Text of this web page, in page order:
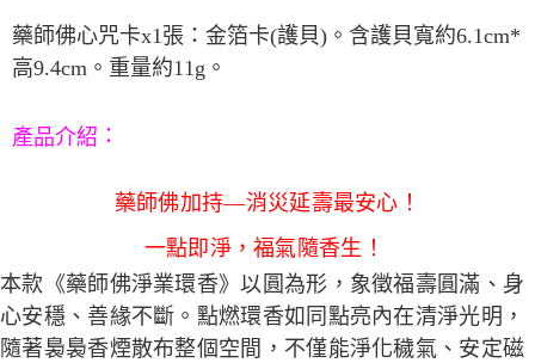
結帳頁面，進行簡訊認證並確認金額後，即可完成結帳。
２．訂單成立數日內，您將收到繳費通知簡訊。
３．收到繳費通知簡訊後14天內，點擊此簡訊中的連結，可透過四大超商／
購買商品的店家。未經商家同意取消之訂單仍視為有效，需透過AFTEE先享
是否繳費成功／繳費後需取消欲退款等相關疑問，請聯繫「AFTEE先享後付
１．透過由恩沛科技股份有限公司提供之「AFTEE先享後付」服務完成之交
易，需依本服務之必要範圍內提供個人資料，並將交易相關給付款項請求債
權轉讓予恩沛科技股份有限公司。
２．關於個人資料處理事宜，請瀏覽以下網址：
藥師佛心咒卡x1 張：金箔卡(護貝) 。含護貝寬約6.1cm*
高9.4cm 。重量約11g 。
產品介紹 ：
藥師佛加持—消災延壽最安心！
一點即淨，福氣隨香生！
本款《藥師佛淨業環香》以圓為形，象徵福壽圓滿、身
心安穩、善緣不斷。點燃環香如同點亮內在清淨光明，
隨著裊裊香煙散布整個空間，不僅能淨化穢氣、安定磁